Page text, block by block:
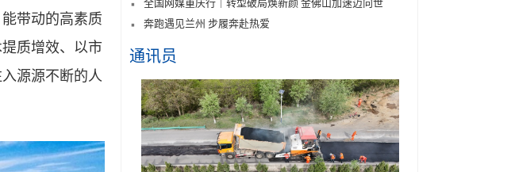
带动的高素质
质增效、以市
源源不断的人
全国网媒重庆行｜转型破局焕新颜 金佛山加速迈向世
奔跑遇见兰州 步履奔赴热爱
通讯员